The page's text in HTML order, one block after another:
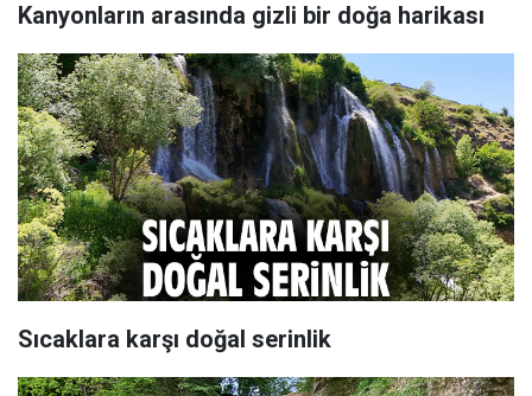
Kanyonların arasında gizli bir doğa harikası
Sıcaklara karşı doğal serinlik